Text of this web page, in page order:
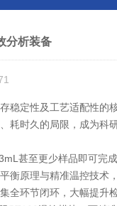
分析装备
定性及工艺适配性的
耗时久的局限，成为科
甚至更少样品即可完
衡原理与精准温控技术
环节闭环，大幅提升